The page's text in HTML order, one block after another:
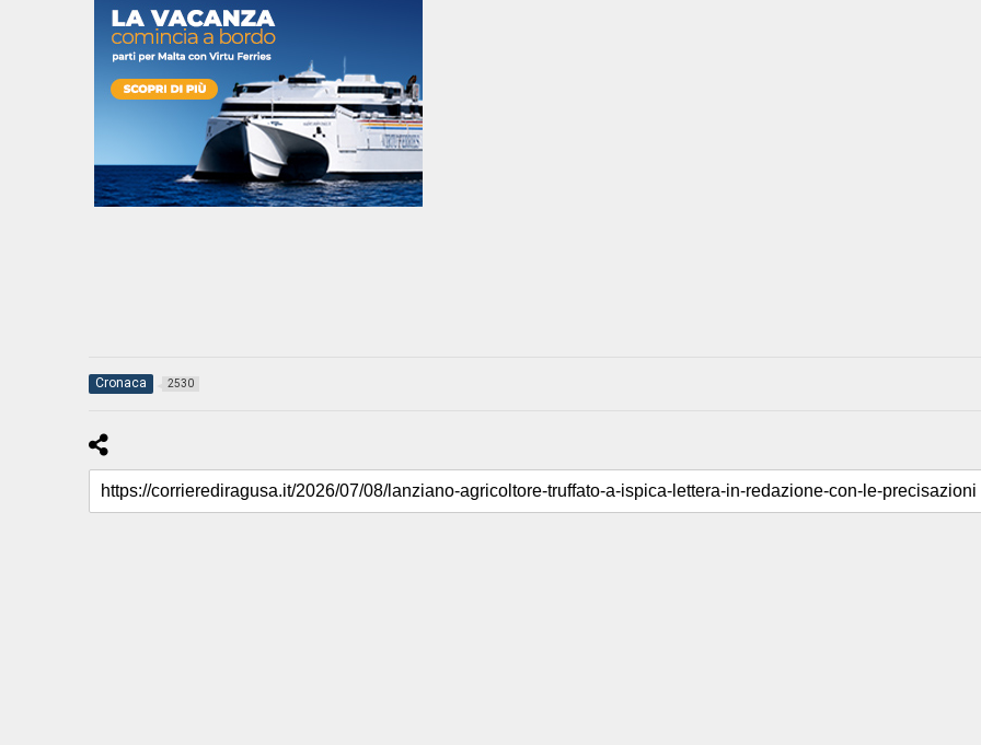
Cronaca 2530